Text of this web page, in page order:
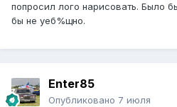
попросил лого нарисовать. Было
бы не уеб%щно.
Enter85
Опубликовано 7 июля